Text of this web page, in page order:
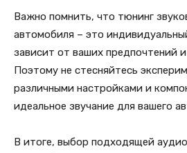
Важно помнить, что тюнинг
автомобиля – это
зависит от ваших предпочтений
Поэтому не стесняйтесь
различными настройками и
идеальное звучание для вашего
В итоге, выбор подходящей